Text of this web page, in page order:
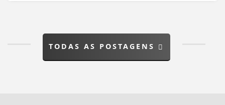
TODAS AS POSTAGENS